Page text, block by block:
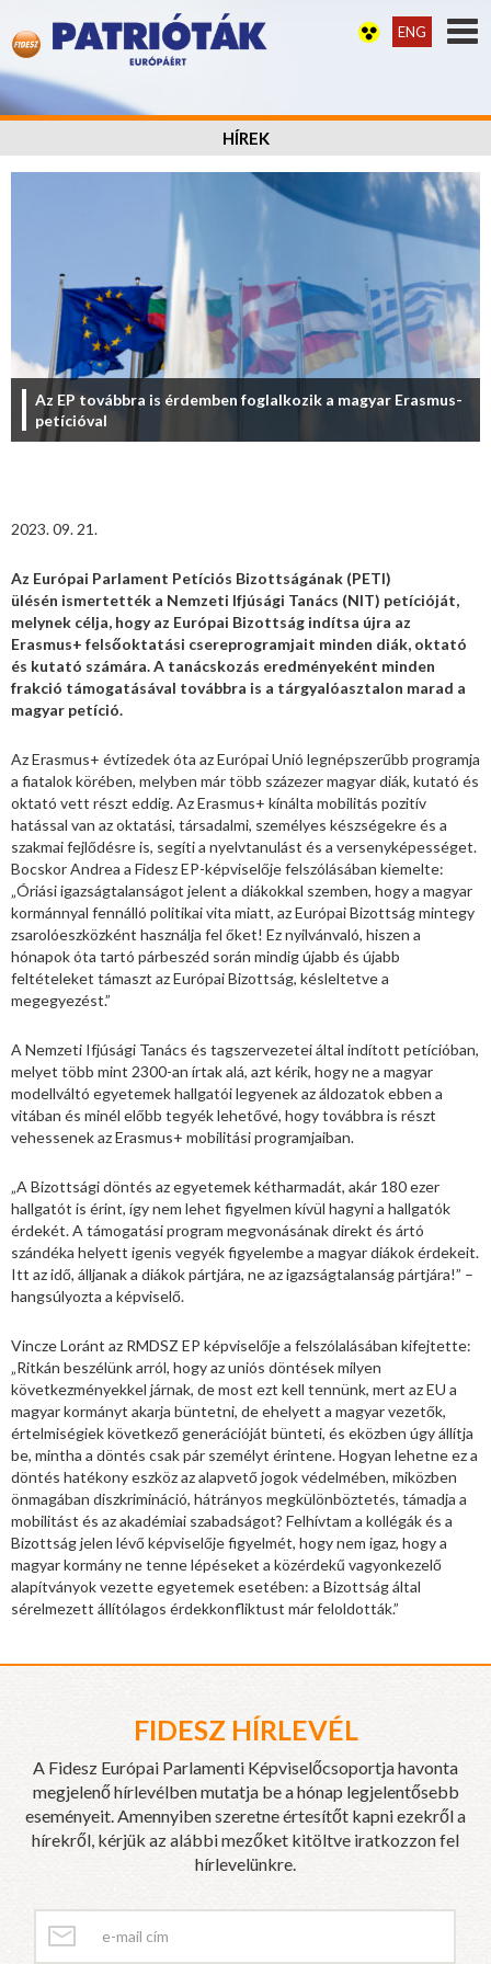
ENG
HÍREK
Az EP továbbra is érdemben foglalkozik a magyar Erasmus-
petícióval
2023. 09. 21.
Az Európai Parlament Petíciós Bizottságának (PETI)
ülésén ismertették a Nemzeti Ifjúsági Tanács (NIT) petícióját,
melynek célja, hogy az Európai Bizottság indítsa újra az
Erasmus+ felsőoktatási csereprogramjait minden diák, oktató
és kutató számára. A tanácskozás eredményeként minden
frakció támogatásával továbbra is a tárgyalóasztalon marad a
magyar petíció.
Az Erasmus+ évtizedek óta az Európai Unió legnépszerűbb programja
a fiatalok körében, melyben már több százezer magyar diák, kutató és
oktató vett részt eddig. Az Erasmus+ kínálta mobilitás pozitív
hatással van az oktatási, társadalmi, személyes készségekre és a
szakmai fejlődésre is, segíti a nyelvtanulást és a versenyképességet.
Bocskor Andrea a Fidesz EP-képviselője felszólásában kiemelte:
„Óriási igazságtalanságot jelent a diákokkal szemben, hogy a magyar
kormánnyal fennálló politikai vita miatt, az Európai Bizottság mintegy
zsarolóeszközként használja fel őket! Ez nyilvánvaló, hiszen a
hónapok óta tartó párbeszéd során mindig újabb és újabb
feltételeket támaszt az Európai Bizottság, késleltetve a
megegyezést.”
A Nemzeti Ifjúsági Tanács és tagszervezetei által indított petícióban,
melyet több mint 2300-an írtak alá, azt kérik, hogy ne a magyar
modellváltó egyetemek hallgatói legyenek az áldozatok ebben a
vitában és minél előbb tegyék lehetővé, hogy továbbra is részt
vehessenek az Erasmus+ mobilitási programjaiban.
„A Bizottsági döntés az egyetemek kétharmadát, akár 180 ezer
hallgatót is érint, így nem lehet figyelmen kívül hagyni a hallgatók
érdekét. A támogatási program megvonásának direkt és ártó
szándéka helyett igenis vegyék figyelembe a magyar diákok érdekeit.
Itt az idő, álljanak a diákok pártjára, ne az igazságtalanság pártjára!” –
hangsúlyozta a képviselő.
Vincze Loránt az RMDSZ EP képviselője a felszólalásában kifejtette:
„Ritkán beszélünk arról, hogy az uniós döntések milyen
következményekkel járnak, de most ezt kell tennünk, mert az EU a
magyar kormányt akarja büntetni, de ehelyett a magyar vezetők,
értelmiségiek következő generációját bünteti, és eközben úgy állítja
be, mintha a döntés csak pár személyt érintene. Hogyan lehetne ez a
döntés hatékony eszköz az alapvető jogok védelmében, miközben
önmagában diszkrimináció, hátrányos megkülönböztetés, támadja a
mobilitást és az akadémiai szabadságot? Felhívtam a kollégák és a
Bizottság jelen lévő képviselője figyelmét, hogy nem igaz, hogy a
magyar kormány ne tenne lépéseket a közérdekű vagyonkezelő
alapítványok vezette egyetemek esetében: a Bizottság által
sérelmezett állítólagos érdekkonfliktust már feloldották.”
FIDESZ HÍRLEVÉL
A Fidesz Európai Parlamenti Képviselőcsoportja havonta
megjelenő hírlevélben mutatja be a hónap legjelentősebb
eseményeit. Amennyiben szeretne értesítőt kapni ezekről a
hírekről, kérjük az alábbi mezőket kitöltve iratkozzon fel
hírlevelünkre.